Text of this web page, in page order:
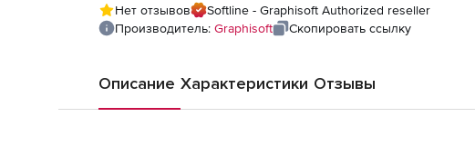
Нет отзывов
Softline - Graphisoft Authorized reseller
Производитель: Graphisoft Скопировать ссылку
Описание Характеристики Отзывы